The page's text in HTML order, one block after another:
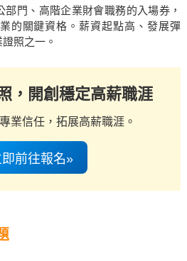
門、高階企業財會職務的入場券，
的關鍵資格。薪資起點高、發展彈
照之一。
，開創穩定高薪職涯
業信任，拓展高薪職涯。
前往報名»